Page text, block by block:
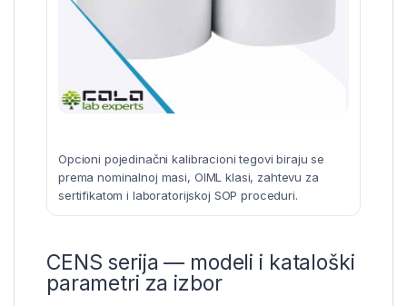
Opcioni pojedinačni kalibracioni tegovi biraju se
prema nominalnoj masi, OIML klasi, zahtevu za
sertifikatom i laboratorijskoj SOP proceduri.
CENS serija — modeli i kataloški
parametri za izbor